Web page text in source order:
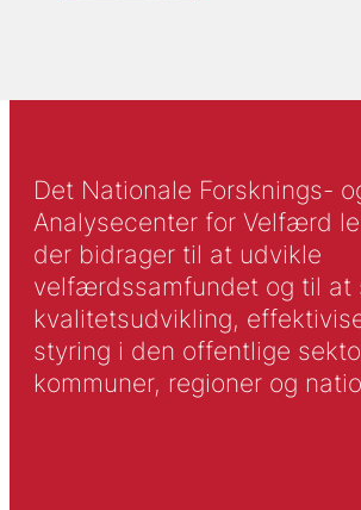
Det Nationale Forsknings-
Analysecenter for Velfærd
der bidrager til at udvikle
velfærdssamfundet og til at
kvalitetsudvikling,
styring i den offentlige
kommuner, regioner og